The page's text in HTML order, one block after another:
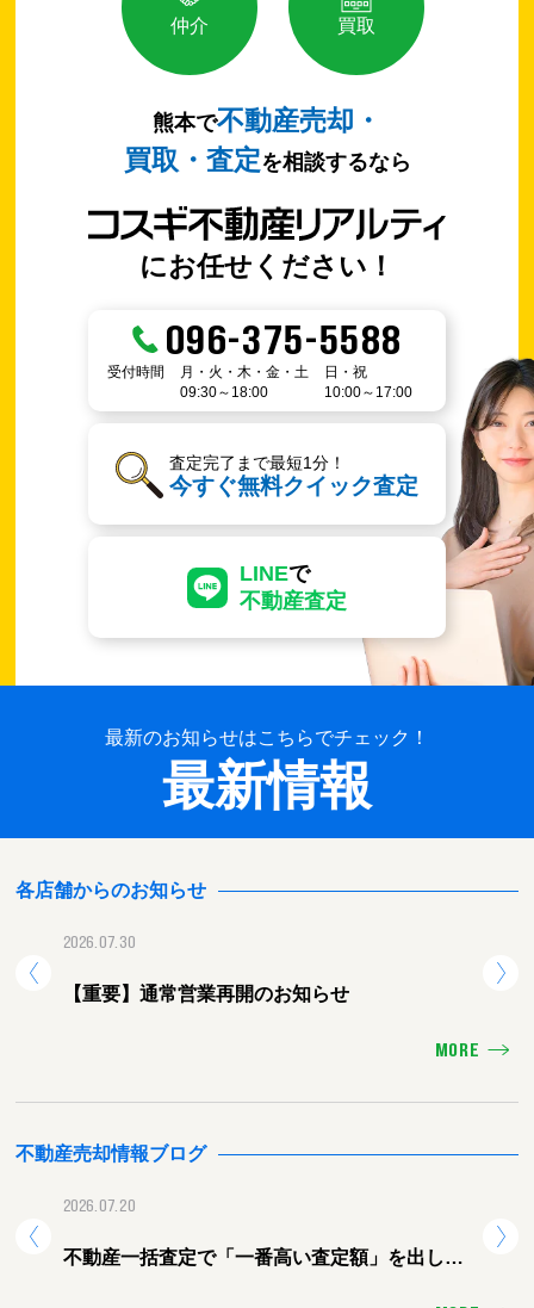
仲介 買取
熊本で不動産売却・
買取・査定を相談するなら
にお任せください！
096-375-5588
受付時間
月・火・木・金・土
09:30～18:00
日・祝
10:00～17:00
査定完了まで最短1分！
今すぐ無料クイック査定
LINEで
不動産査定
最新のお知らせはこちらでチェック！
最新情報
各店舗からのお知らせ
2026.07.30
【重要】通常営業再開のお知らせ
MORE
不動産売却情報ブログ
2026.07.20
不動産一括査定で「一番高い査定額」を出した